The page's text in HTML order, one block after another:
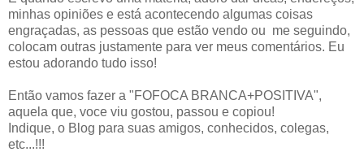
minhas opiniões e está acontecendo algumas coisas
engraçadas, as pessoas que estão vendo ou me seguindo,
colocam outras justamente para ver meus comentários. Eu
estou adorando tudo isso!
Então vamos fazer a "FOFOCA BRANCA+POSITIVA",
aquela que, voce viu gostou, passou e copiou!
Indique, o Blog para suas amigos, conhecidos, colegas,
etc...!!!